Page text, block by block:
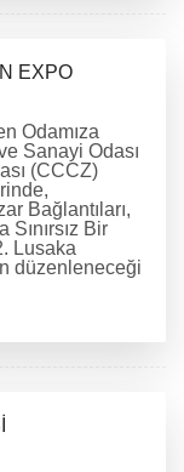
EXPO
Odamıza
Sanayi Odası
(CCCZ)
Bağlantıları,
Bir
Lusaka
düzenleneceği